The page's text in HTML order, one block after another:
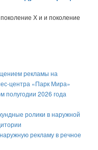
Х и и поколение
рекламы на
центра «Парк Мира»
полугодии 2026 года
ролики в наружной
рекламу в речное